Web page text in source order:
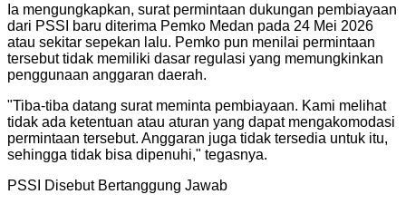
Ia mengungkapkan, surat permintaan dukungan pembiayaan
dari PSSI baru diterima Pemko Medan pada 24 Mei 2026
atau sekitar sepekan lalu. Pemko pun menilai permintaan
tersebut tidak memiliki dasar regulasi yang memungkinkan
penggunaan anggaran daerah.
"Tiba-tiba datang surat meminta pembiayaan. Kami melihat
tidak ada ketentuan atau aturan yang dapat mengakomodasi
permintaan tersebut. Anggaran juga tidak tersedia untuk itu,
sehingga tidak bisa dipenuhi," tegasnya.
PSSI Disebut Bertanggung Jawab